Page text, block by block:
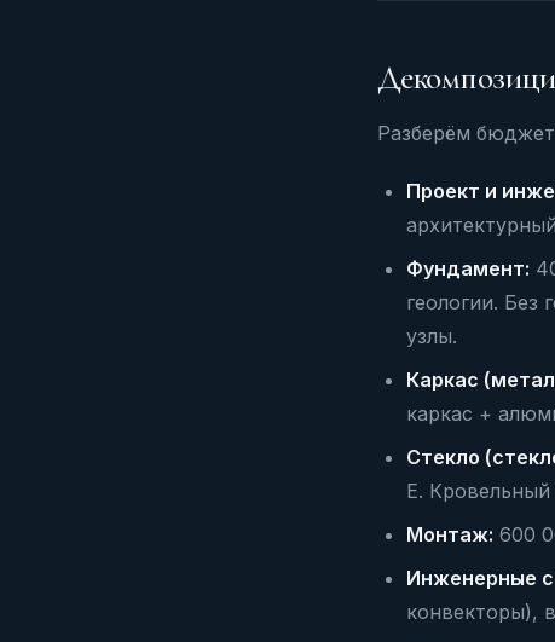
Разберём
Проект и
Фундамент:
геологии. Без
узлы.
Каркас
каркас +
Стекло
E.
Монтаж: 600
Инженерные
конвекторы),